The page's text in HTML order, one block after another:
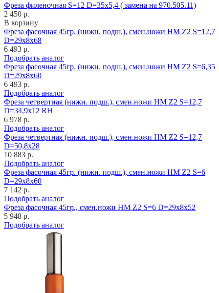
Фреза филеночная S=12 D=35x5,4 ( замена на 970.505.11)
2 450 р.
В корзину
Фреза фасочная 45гр. (нижн. подш.), смен.ножи HM Z2 S=12,7
D=29x8x68
6 493 р.
Подобрать аналог
Фреза фасочная 45гр. (нижн. подш.), смен.ножи HM Z2 S=6,35
D=29x8x60
6 493 р.
Подобрать аналог
Фреза четвертная (нижн. подш.), смен.ножи HM Z2 S=12,7
D=34,9x12 RH
6 978 р.
Подобрать аналог
Фреза четвертная (нижн. подш.), смен.ножи HM Z2 S=12,7
D=50,8x28
10 883 р.
Подобрать аналог
Фреза фасочная 45гр. (нижн. подш.), смен.ножи HM Z2 S=6
D=29x8x60
7 142 р.
Подобрать аналог
Фреза фасочная 45гр., смен.ножи HM Z2 S=6 D=29x8x52
5 948 р.
Подобрать аналог